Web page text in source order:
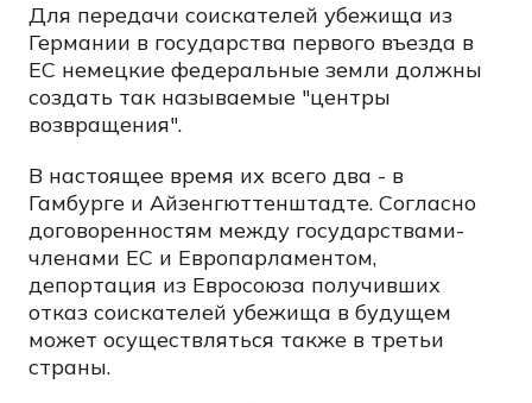
Для передачи соискателей убежища из
Германии в государства первого въезда в
ЕС немецкие федеральные земли должны
создать так называемые "центры
возвращения".
В настоящее время их всего два - в
Гамбурге и Айзенгюттенштадте. Согласно
договоренностям между государствами-
членами ЕС и Европарламентом,
депортация из Евросоюза получивших
отказ соискателей убежища в будущем
может осуществляться также в третьи
страны.